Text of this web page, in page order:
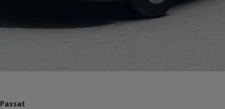
Fußball Drop
Software Updates
Passat